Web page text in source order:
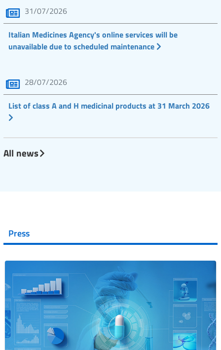
31/07/2026
Italian Medicines Agency's online services will be
unavailable due to scheduled maintenance
28/07/2026
List of class A and H medicinal products at 31 March 2026
All news
Press